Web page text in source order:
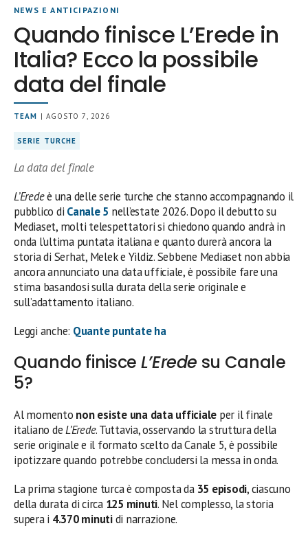
NEWS E ANTICIPAZIONI
Quando finisce L’Erede in
Italia? Ecco la possibile
data del finale
TEAM | AGOSTO 7, 2026
SERIE TURCHE
La data del finale
L’Eredeè una delle serie turche che stanno accompagnando il
pubblico di Canale 5 nell’estate 2026. Dopo il debutto su
Mediaset, molti telespettatori si chiedono quando andrà in
onda l’ultima puntata italiana e quanto durerà ancora la
storia di Serhat, Melek e Yildiz. Sebbene Mediaset non abbia
ancora annunciato una data ufficiale, è possibile fare una
stima basandosi sulla durata della serie originale e
sull’adattamento italiano.
Leggi anche: Quante puntate ha
Quando finisce L’Erede su Canale
5?
Al momento non esiste una data ufficiale per il finale
italiano deL’Erede. Tuttavia, osservando la struttura della
serie originale e il formato scelto da Canale 5, è possibile
ipotizzare quando potrebbe concludersi la messa in onda.
La prima stagione turca è composta da 35 episodi, ciascuno
della durata di circa 125 minuti. Nel complesso, la storia
supera i 4.370 minutidi narrazione.